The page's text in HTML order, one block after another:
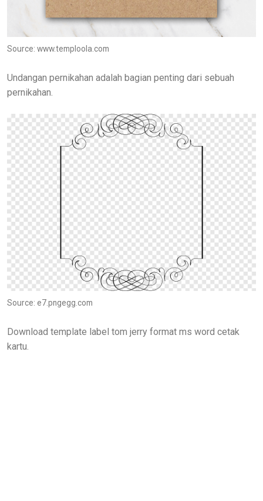
Source: www.temploola.com
Undangan pernikahan adalah bagian penting dari sebuah
pernikahan.
Source: e7.pngegg.com
Download template label tom jerry format ms word cetak
kartu.